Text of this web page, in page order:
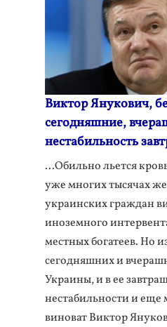
Виктор Янукович,
сегодняшние,
нестабильность
...Обильно льется
уже многих тысячах
украинских граждан
иноземного
местных богатеев. Но
сегодняшних и
Украины, и в ее
нестабильности и еще
виноват Виктор